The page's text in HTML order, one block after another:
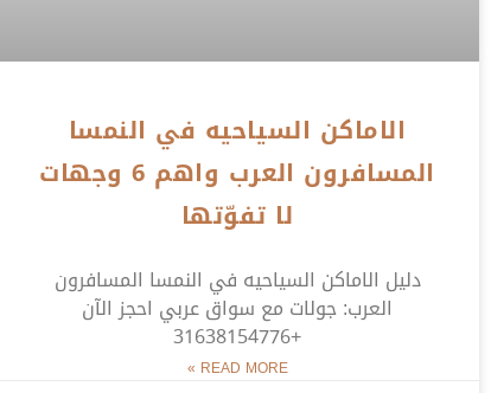
الاماكن السياحيه في النمسا
المسافرون العرب واهم 6 وجهات
لا تفوّتها
دليل الاماكن السياحيه في النمسا المسافرون
العرب: جولات مع سواق عربي احجز الآن
+31638154776
READ MORE »